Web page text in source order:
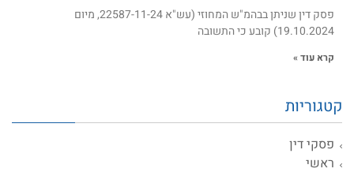
פסק דין שניתן בבהמ"ש המחוזי (עש"א 22587-11-24, מיום
19.10.2024) קובע כי התשובה
קרא עוד »
קטגוריות
פסקי דין
ראשי